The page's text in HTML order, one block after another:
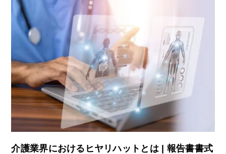
介護業界におけるヒヤリハットとは | 報告書書式